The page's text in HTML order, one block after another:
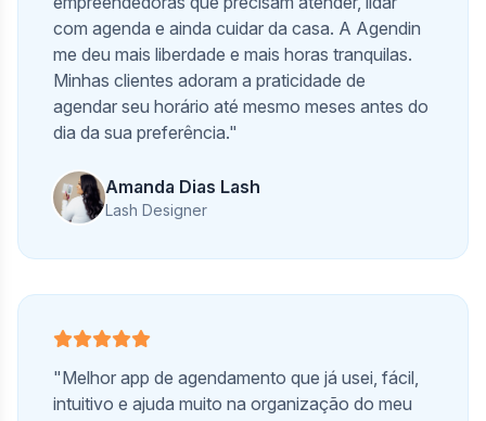
com agenda e ainda cuidar da casa. A Agendin
me deu mais liberdade e mais horas tranquilas.
Minhas clientes adoram a praticidade de
agendar seu horário até mesmo meses antes do
dia da sua preferência."
Amanda Dias Lash
Lash Designer
"Melhor app de agendamento que já usei, fácil,
intuitivo e ajuda muito na organização do meu